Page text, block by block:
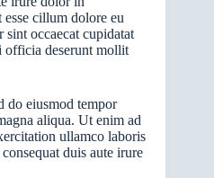
cillum dolore eu
occaecat cupidatat
officia deserunt mollit
do eiusmod tempor
aliqua. Ut enim ad
ullamco laboris
duis aute irure